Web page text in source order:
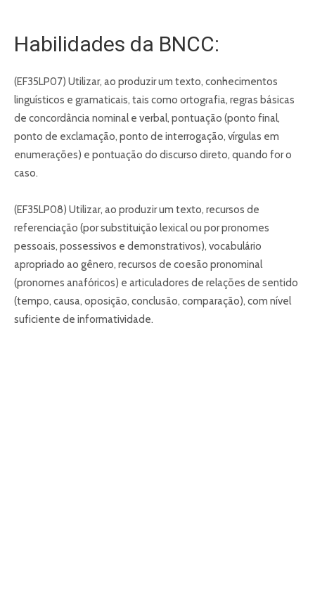
Habilidades da BNCC:
(EF35LP07) Utilizar, ao produzir um texto, conhecimentos
linguísticos e gramaticais, tais como ortografia, regras básicas
de concordância nominal e verbal, pontuação (ponto final,
ponto de exclamação, ponto de interrogação, vírgulas em
enumerações) e pontuação do discurso direto, quando for o
caso.
(EF35LP08) Utilizar, ao produzir um texto, recursos de
referenciação (por substituição lexical ou por pronomes
pessoais, possessivos e demonstrativos), vocabulário
apropriado ao gênero, recursos de coesão pronominal
(pronomes anafóricos) e articuladores de relações de sentido
(tempo, causa, oposição, conclusão, comparação), com nível
suficiente de informatividade.